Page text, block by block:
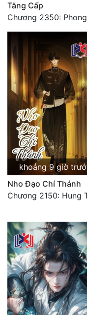
Tăng Cấp
Chương 2350:
khoảng 9 giờ
Nho Đạo Chí Thánh